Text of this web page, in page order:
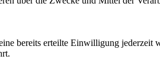
bereits erteilte Einwilligung